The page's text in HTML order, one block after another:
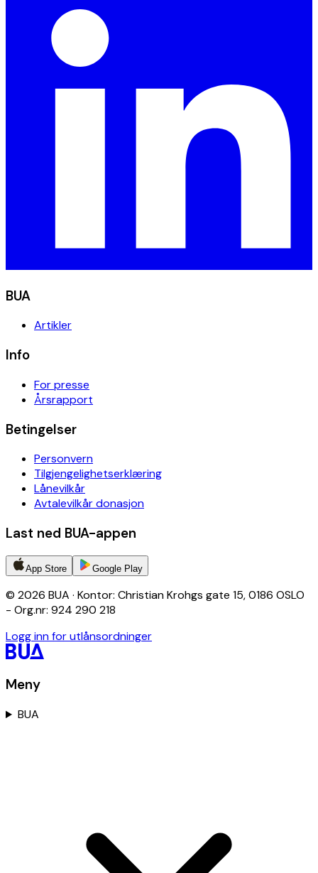
BUA
Artikler
Info
For presse
Årsrapport
Betingelser
Personvern
Tilgjengelighetserklæring
Lånevilkår
Avtalevilkår donasjon
Last ned BUA-appen
App Store Google Play
© 2026 BUA · Kontor: Christian Krohgs gate 15, 0186 OSLO
- Org.nr: 924 290 218
Logg inn for utlånsordninger
Meny
BUA